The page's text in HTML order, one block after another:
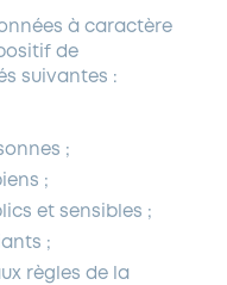
à caractère
de
suivantes :
;
;
et sensibles ;
;
règles de la